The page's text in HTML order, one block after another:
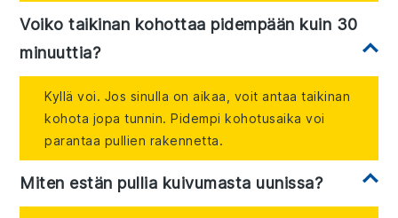
Voiko taikinan kohottaa pidempään kuin 30
minuuttia?
Kyllä voi. Jos sinulla on aikaa, voit antaa taikinan
kohota jopa tunnin. Pidempi kohotusaika voi
parantaa pullien rakennetta.
Miten estän pullia kuivumasta uunissa?